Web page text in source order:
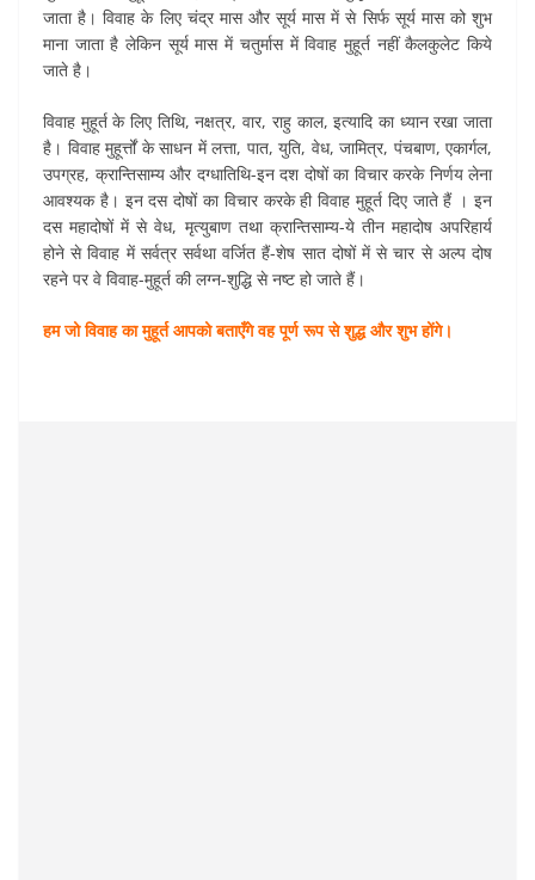
जाता है। विवाह के लिए चंद्र मास और सूर्य मास में से सिर्फ सूर्य मास को शुभ
माना जाता है लेकिन सूर्य मास में चतुर्मास में विवाह मुहूर्त नहीं कैलकुलेट किये
जाते है।
विवाह मुहूर्त के लिए तिथि, नक्षत्र, वार, राहु काल, इत्यादि का ध्यान रखा जाता
है। विवाह मुहूर्त्तों के साधन में लत्ता, पात, युति, वेध, जामित्र, पंचबाण, एकार्गल,
उपग्रह, क्रान्तिसाम्य और दग्धातिथि-इन दश दोषों का विचार करके निर्णय लेना
आवश्यक है। इन दस दोषों का विचार करके ही विवाह मुहूर्त दिए जाते हैं । इन
दस महादोषों में से वेध, मृत्युबाण तथा क्रान्तिसाम्य-ये तीन महादोष अपरिहार्य
होने से विवाह में सर्वत्र सर्वथा वर्जित हैं-शेष सात दोषों में से चार से अल्प दोष
रहने पर वे विवाह-मुहूर्त की लग्न-शुद्धि से नष्ट हो जाते हैं।
हम जो विवाह का मुहूर्त आपको बताएँगे वह पूर्ण रूप से शुद्ध और शुभ होंगे।